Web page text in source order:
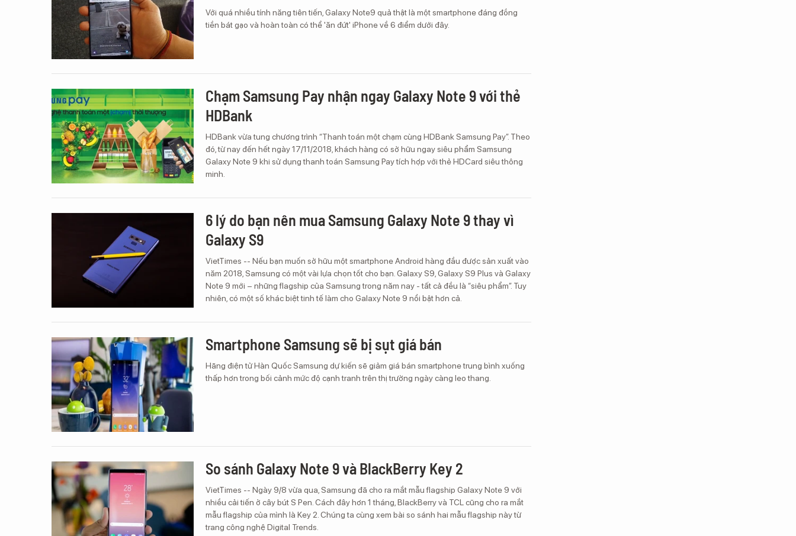
Với quá nhiều tính năng tiên tiến, Galaxy Note9 quả thật là một smartphone đáng đồng
tiền bát gạo và hoàn toàn có thể 'ăn đứt' iPhone về 6 điểm dưới đây.
Chạm Samsung Pay nhận ngay Galaxy Note 9 với thẻ
HDBank
HDBank vừa tung chương trình “Thanh toán một chạm cùng HDBank Samsung Pay”. Theo
đó, từ nay đến hết ngày 17/11/2018, khách hàng có sở hữu ngay siêu phẩm Samsung
Galaxy Note 9 khi sử dụng thanh toán Samsung Pay tích hợp với thẻ HDCard siêu thông
minh.
6 lý do bạn nên mua Samsung Galaxy Note 9 thay vì
Galaxy S9
VietTimes -- Nếu bạn muốn sở hữu một smartphone Android hàng đầu được sản xuất vào
năm 2018, Samsung có một vài lựa chọn tốt cho bạn. Galaxy S9, Galaxy S9 Plus và Galaxy
Note 9 mới – những flagship của Samsung trong năm nay - tất cả đều là “siêu phẩm”. Tuy
nhiên, có một số khác biệt tinh tế làm cho Galaxy Note 9 nổi bật hơn cả.
Smartphone Samsung sẽ bị sụt giá bán
Hãng điện tử Hàn Quốc Samsung dự kiến sẽ giảm giá bán smartphone trung bình xuống
thấp hơn trong bối cảnh mức độ cạnh tranh trên thị trường ngày càng leo thang.
So sánh Galaxy Note 9 và BlackBerry Key 2
VietTimes -- Ngày 9/8 vừa qua, Samsung đã cho ra mắt mẫu flagship Galaxy Note 9 với
nhiều cải tiến ở cây bút S Pen. Cách đây hơn 1 tháng, BlackBerry và TCL cũng cho ra mắt
mẫu flagship của mình là Key 2. Chúng ta cùng xem bài so sánh hai mẫu flagship này từ
trang công nghệ Digital Trends.